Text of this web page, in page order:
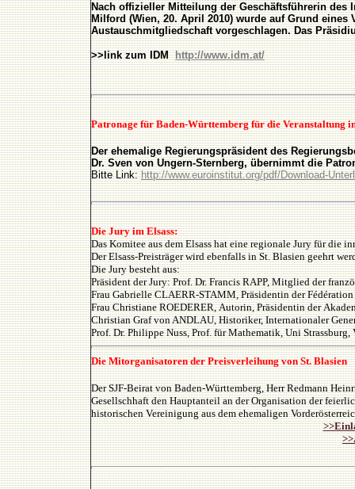
Nach offizieller Mitteilung der Geschäftsführerin des
Milford (Wien, 20. April 2010) wurde auf Grund eines
Austauschmitgliedschaft vorgeschlagen. Das
>>link zum IDMhttp://www.idm.at/
Patronage für Baden-Württemberg für die Veranstaltung
Der ehemalige Regierungspräsident des
Dr. Sven von Ungern-Sternberg, übernimmt die
Bitte Link:http://www.euroinstitut.org/pdf/Download-
Die Jury im Elsass:
Das Komitee aus dem Elsass hat eine regionale Jury für die
Der Elsass-Preisträger wird ebenfalls in St. Blasien geehrt
Die Jury besteht aus:
Präsident der Jury: Prof. Dr. Francis RAPP, Mitglied der
Frau Gabrielle CLAERR-STAMM, Präsidentin der
Frau Christiane ROEDERER, Autorin, Präsidentin der
Christian Graf von ANDLAU, Historiker, Internationaler
Prof. Dr. Philippe Nuss, Prof. für Mathematik, Uni
Die Mitorganisatoren der Preisverleihung von St. Blasien
Der SJF-Beirat von Baden-Württemberg, Herr Redmann
Gesellschhaft den Hauptanteil an der Organisation der
historischen Vereinigung aus dem ehemaligen